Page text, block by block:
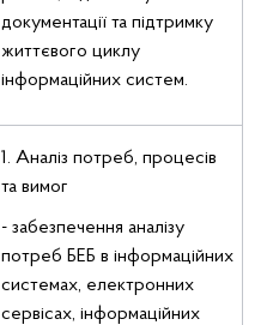
документації та підтримку
життєвого циклу
інформаційних систем.
1. Аналіз потреб, процесів
та вимог
- забезпечення аналізу
потреб БЕБ в інформаційних
системах, електронних
сервісах, інформаційних